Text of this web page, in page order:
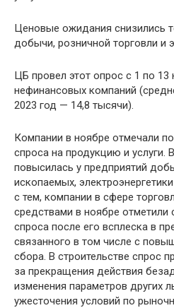
Ценовые ожидания снизились
добычи, розничной торговли и
ЦБ провел этот опрос с 1 по 13
нефинансовых компаний
2023 год — 14,8 тысячи).
Компании в ноябре отмечали
спроса на продукцию и услуги.
повысилась у предприятий
ископаемых,
с тем, компании в сфере
средствами в ноябре отметили
спроса после его всплеска в
связанного в том числе с
сбора. В строительстве спрос
за прекращения действия
изменения параметров других
ужесточения условий по